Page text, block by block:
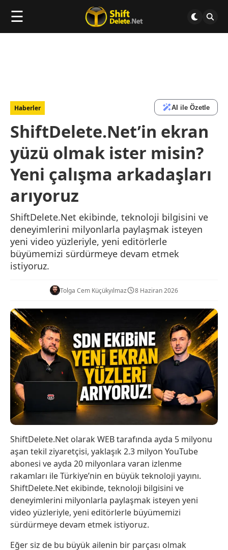
☰
Haberler AI ile Özetle
ShiftDelete.Net’in ekran
yüzü olmak ister misin?
Yeni çalışma arkadaşları
arıyoruz
ShiftDelete.Net ekibinde, teknoloji bilgisini ve
deneyimlerini milyonlarla paylaşmak isteyen
yeni video yüzleriyle, yeni editörlerle
büyümemizi sürdürmeye devam etmek
istiyoruz.
Tolga Cem Küçükyılmaz 8 Haziran 2026
ShiftDelete.Net olarak WEB tarafında ayda 5 milyonu
aşan tekil ziyaretçisi, yaklaşık 2.3 milyon YouTube
abonesi ve ayda 20 milyonlara varan izlenme
rakamları ile Türkiye’nin en büyük teknoloji yayını.
ShiftDelete.Net ekibinde, teknoloji bilgisini ve
deneyimlerini milyonlarla paylaşmak isteyen yeni
video yüzleriyle, yeni editörlerle büyümemizi
sürdürmeye devam etmek istiyoruz.
Eğer siz de bu büyük ailenin bir parçası olmak